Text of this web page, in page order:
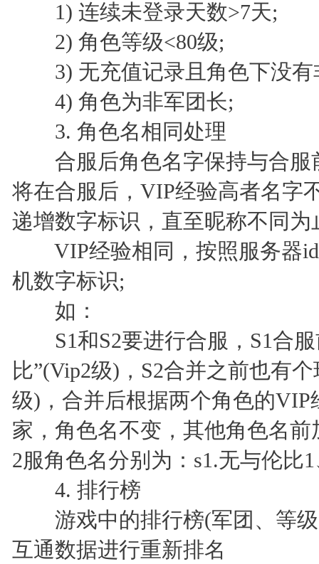
1) 连续未登录天数>7天;
2) 角色等级<80级;
3) 无充值记录且角色下没有
4) 角色为非军团长;
3. 角色名相同处理
合服后角色名字保持与合服
将在合服后，VIP经验高者名字
递增数字标识，直至昵称不同为
VIP经验相同，按照服务器id
机数字标识;
如：
S1和S2要进行合服，S1合服
比”(Vip2级)，S2合并之前也有
级)，合并后根据两个角色的
家，角色名不变，其他角色名
2服角色名分别为：s1.无与伦比
4. 排行榜
游戏中的排行榜(军团、等级
互通数据进行重新排名